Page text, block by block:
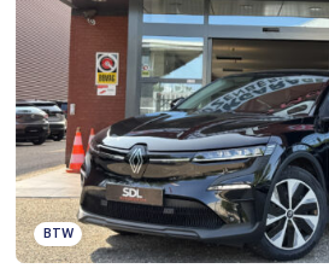
Navigatiesysteem full map
Spraakbediening
Stuurwiel multifunctioneel
Achterbank in delen neerklapbaar
Achterbank verstelbaar
Airco
BTW